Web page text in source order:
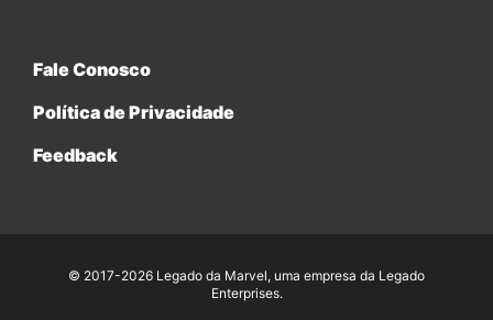
Fale Conosco
Política de Privacidade
Feedback
© 2017-2026 Legado da Marvel, uma empresa da Legado
Enterprises.